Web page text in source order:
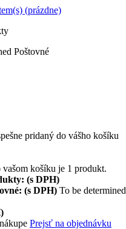
(prázdne)
Poštovné
pridaný do vášho košíku
vašom košíku je 1 produkt.
(s DPH)
(s DPH) To be determined
Prejsť na objednávku